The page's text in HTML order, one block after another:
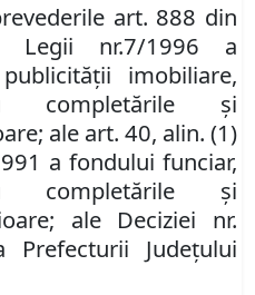
art. 888 din
Legii nr.7/1996 a
publicității imobiliare,
completările și
; ale art. 40, alin. (1)
a fondului funciar,
completările și
; ale Deciziei nr.
Prefecturii Județului